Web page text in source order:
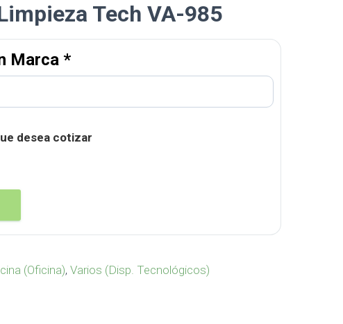
t
o
Tech VA-985
Marca *
desea cotizar
VA-985 cantidad
(Oficina), Varios (Disp. Tecnológicos)